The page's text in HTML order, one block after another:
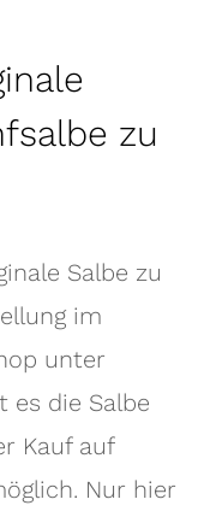
zu
Salbe zu
im
unter
es die Salbe
Kauf auf
Nur hier